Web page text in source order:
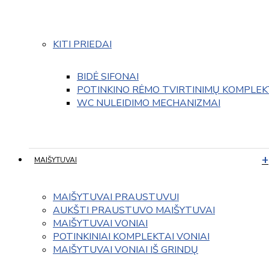
KITI PRIEDAI
BIDĖ SIFONAI
POTINKINO RĖMO TVIRTINIMŲ
WC NULEIDIMO MECHANIZMAI
MAIŠYTUVAI
MAIŠYTUVAI PRAUSTUVUI
AUKŠTI PRAUSTUVO MAIŠYTUVAI
MAIŠYTUVAI VONIAI
POTINKINIAI KOMPLEKTAI VONIAI
MAIŠYTUVAI VONIAI IŠ GRINDŲ